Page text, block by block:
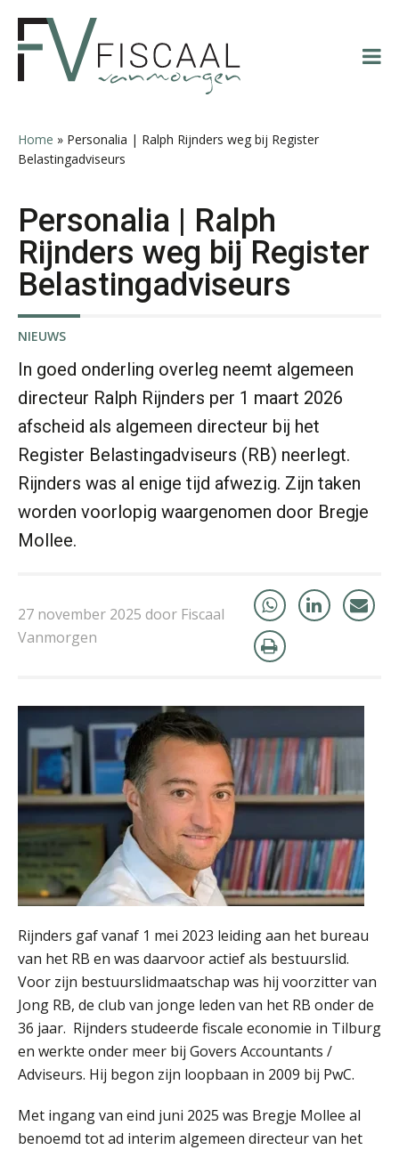
hoofdnavigatie
hoofd
eerste
voettekst
Home » Personalia | Ralph Rijnders weg bij Register
Belastingadviseurs
Personalia | Ralph
Rijnders weg bij Register
Belastingadviseurs
NIEUWS
In goed onderling overleg neemt algemeen
directeur Ralph Rijnders per 1 maart 2026
afscheid als algemeen directeur bij het
Register Belastingadviseurs (RB) neerlegt.
Rijnders was al enige tijd afwezig. Zijn taken
worden voorlopig waargenomen door Bregje
Mollee.
27 november 2025 door Fiscaal
Vanmorgen
Rijnders gaf vanaf 1 mei 2023 leiding aan het bureau
van het RB en was daarvoor actief als bestuurslid.
Voor zijn bestuurslidmaatschap was hij voorzitter van
Jong RB, de club van jonge leden van het RB onder de
36 jaar. Rijnders studeerde fiscale economie in Tilburg
en werkte onder meer bij Govers Accountants /
Adviseurs. Hij begon zijn loopbaan in 2009 bij PwC.
Met ingang van eind juni 2025 was Bregje Mollee al
benoemd tot ad interim algemeen directeur van het
Kirsten Roskam
Rakesh Ghirah
Chanien Engelbertink
Martijn Bedaux
Tim van Wordragen
Willem Veldhuizen
Jan van Wijngaarden
Ludo Mennes